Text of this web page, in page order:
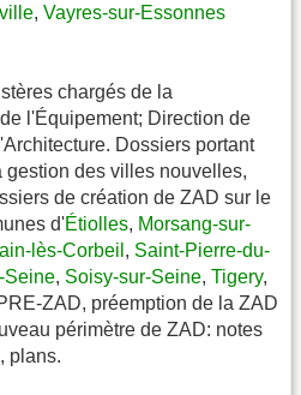
, Vayres-sur-Essonnes
chargés de la
l'Équipement; Direction de
Dossiers portant
gestion des villes nouvelles,
de création de ZAD sur le
d'Étiolles, Morsang-sur-
lès-Corbeil , Saint-Pierre-du-
Seine, Soisy-sur-Seine, Tigery,
ZAD, préemption de la ZAD
périmètre de ZAD: notes
plans.